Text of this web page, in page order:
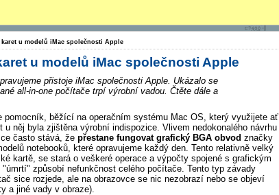
u modelů iMac společnosti Apple
u modelů iMac společnosti Apple
přistoje iMac společnosti Apple. Ukázalo se
all-in-one počítače trpí výrobní vadou. Čtěte dále a
pomocník, běžící na operačním systému Mac OS, který využijete ať
u něj byla zjištěna výrobní indispozice. Vlivem nedokonalého návrhu
často stává, že přestane fungovat grafický BGA obvod značky
notebooků, které opravujeme každý den. Tento relativně velký
kartě, se stará o veškeré operace a výpočty spojené s grafickým
způsobí nefunkčnost celého počítače. Tento typ závady
sice rozjede, ale na obrazovce se nic nezobrazí nebo se objeví
a jiné vady v obraze).